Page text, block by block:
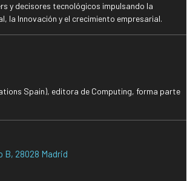
y decisores tecnológicos impulsando la
la Innovación y el crecimiento empresarial.
Spain), editora de Computing, forma parte
B, 28028 Madrid